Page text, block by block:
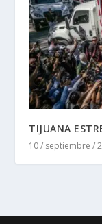
TIJUANA
10 / septiembre /